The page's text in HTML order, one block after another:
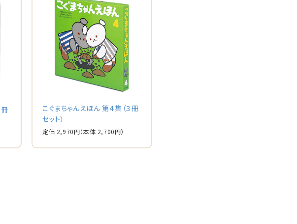
こぐまちゃんえほん 第４集（３冊
セット）
定価 2,970円（本体 2,700円）